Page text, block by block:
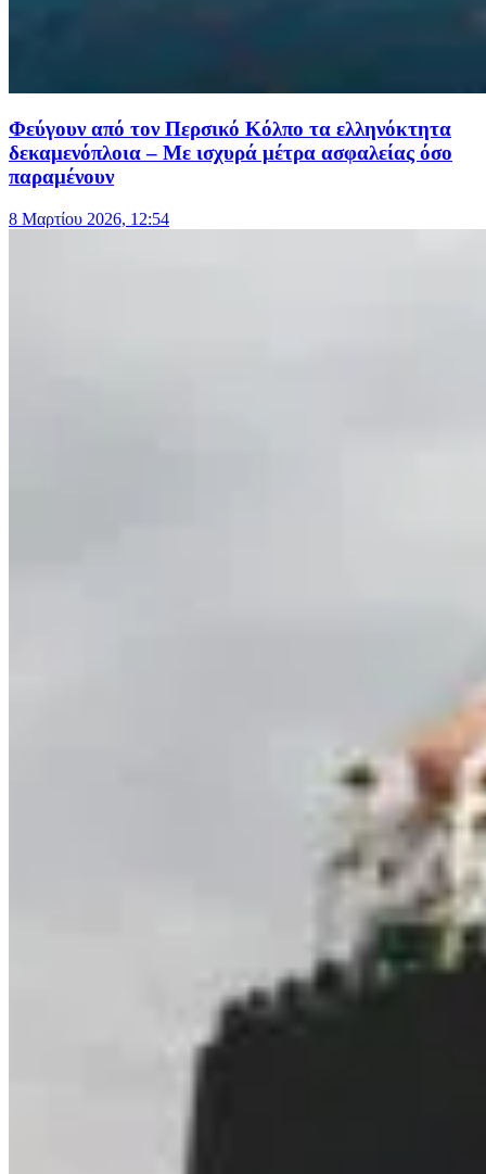
Φεύγουν από τον Περσικό Κόλπο τα ελληνόκτητα
δεκαμενόπλοια – Με ισχυρά μέτρα ασφαλείας όσο
παραμένουν
8 Μαρτίου 2026, 12:54